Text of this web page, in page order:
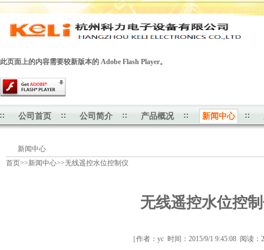
此页面上的内容需要较新版本的 Adobe Flash Player。
公司首页 公司简介 产品概况 新闻中心
新闻中心
首页>>新闻中心>>无线遥控水位控制仪
无线遥控水位控
［作者：yc 时间：2015/9/1 9:45:08 阅读：